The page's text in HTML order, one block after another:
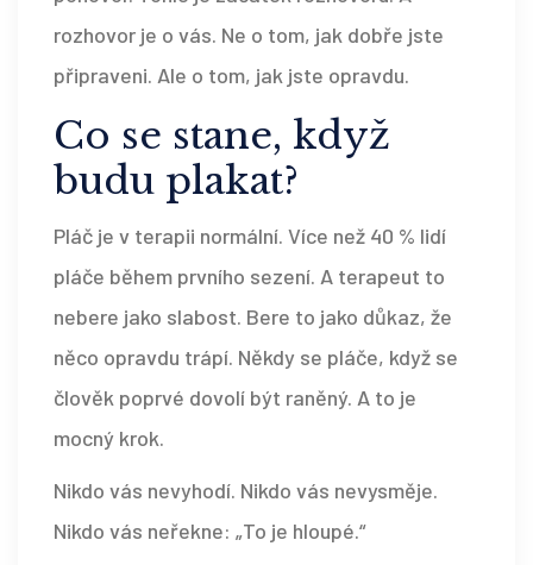
rozhovor je o vás. Ne o tom, jak dobře jste
připraveni. Ale o tom, jak jste opravdu.
Co se stane, když
budu plakat?
Pláč je v terapii normální. Více než 40 % lidí
pláče během prvního sezení. A terapeut to
nebere jako slabost. Bere to jako důkaz, že
něco opravdu trápí. Někdy se pláče, když se
člověk poprvé dovolí být raněný. A to je
mocný krok.
Nikdo vás nevyhodí. Nikdo vás nevysměje.
Nikdo vás neřekne: „To je hloupé.“